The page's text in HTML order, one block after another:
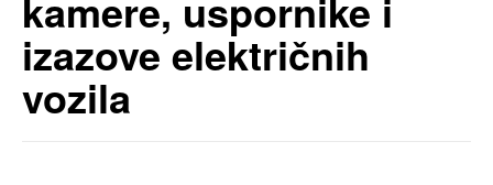
izazove električnih
vozila